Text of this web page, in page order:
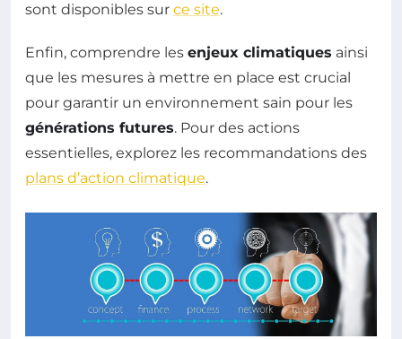
sont disponibles sur ce site.
Enfin, comprendre les enjeux climatiques ainsi
que les mesures à mettre en place est crucial
pour garantir un environnement sain pour les
générations futures. Pour des actions
essentielles, explorez les recommandations des
plans d’action climatique.